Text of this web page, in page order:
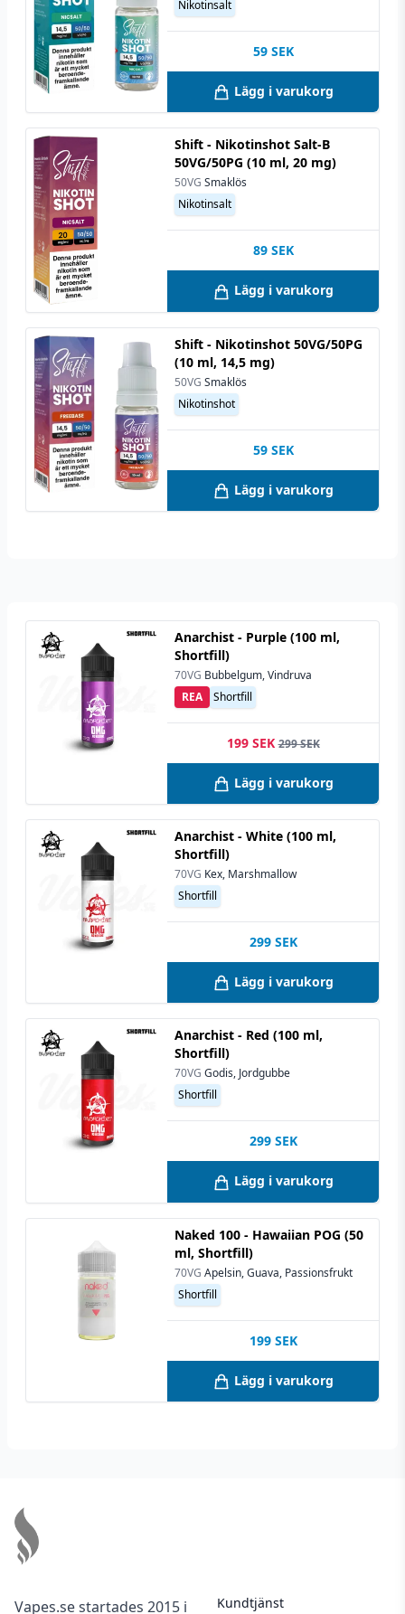
Nikotinsalt
59 SEK
Lägg i varukorg
Shift - Nikotinshot Salt-B
50VG/50PG (10 ml, 20 mg)
50VG Smaklös
Nikotinsalt
89 SEK
Lägg i varukorg
Shift - Nikotinshot 50VG/50PG
(10 ml, 14,5 mg)
50VG Smaklös
Nikotinshot
59 SEK
Lägg i varukorg
Anarchist - Purple (100 ml,
Shortfill)
70VG Bubbelgum, Vindruva
Shortfill
REA
199 SEK 299 SEK
Lägg i varukorg
Anarchist - White (100 ml,
Shortfill)
70VG Kex, Marshmallow
Shortfill
299 SEK
Lägg i varukorg
Anarchist - Red (100 ml,
Shortfill)
70VG Godis, Jordgubbe
Shortfill
299 SEK
Lägg i varukorg
Naked 100 - Hawaiian POG (50
ml, Shortfill)
70VG Apelsin, Guava, Passionsfrukt
Shortfill
199 SEK
Lägg i varukorg
Vapes.se startades 2015 i
Kundtjänst